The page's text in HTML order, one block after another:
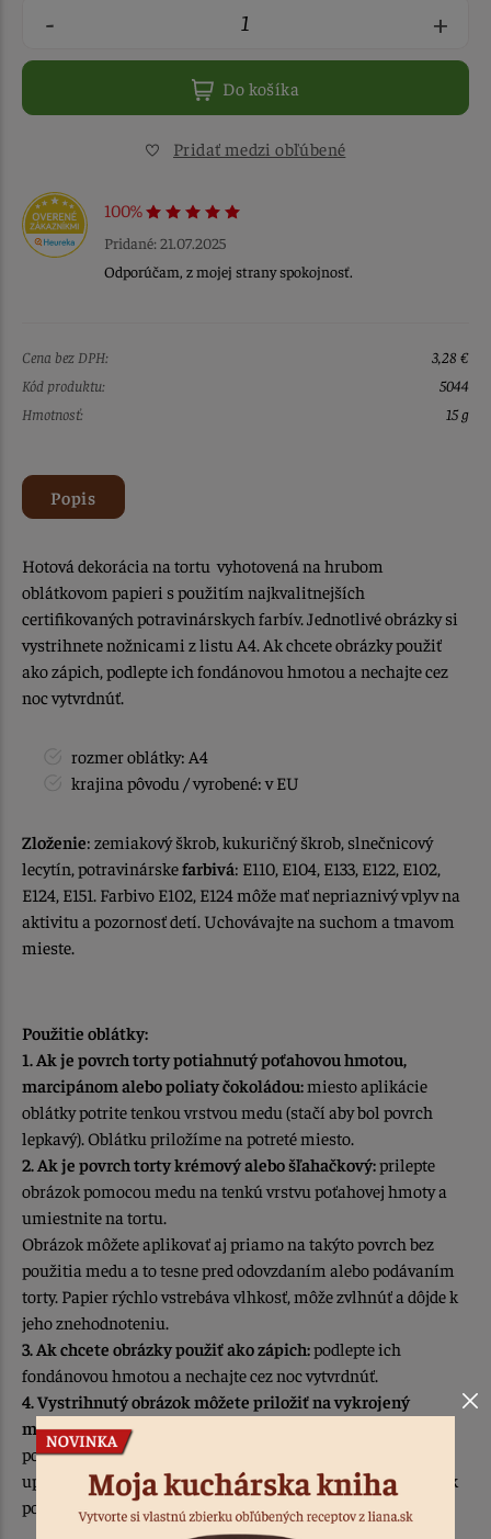
- +
Do košíka
Pridať medzi obľúbené
100%
Pridané: 21.07.2025
Odporúčam, z mojej strany spokojnosť.
Cena bez DPH:
3,28 €
Kód produktu:
5044
Hmotnosť:
15 g
Popis
Hotová dekorácia na tortu vyhotovená na hrubom
oblátkovom papieri s použitím najkvalitnejších
certifikovaných potravinárskych farbív. Jednotlivé obrázky si
vystrihnete nožnicami z listu A4. Ak chcete obrázky použiť
ako zápich, podlepte ich fondánovou hmotou a nechajte cez
noc vytvrdnúť.
rozmer oblátky: A4
krajina pôvodu / vyrobené: v EU
Zloženie: zemiakový škrob, kukuričný škrob, slnečnicový
lecytín, potravinárskefarbivá: E110, E104, E133, E122, E102,
E124, E151. Farbivo E102, E124 môže mať nepriaznivý vplyv na
aktivitu a pozornosť detí. Uchovávajte na suchom a tmavom
mieste.
Použitie oblátky:
1. Ak je povrch torty potiahnutý poťahovou hmotou,
marcipánom alebo poliaty čokoládou:miesto aplikácie
oblátky potrite tenkou vrstvou medu (stačí aby bol povrch
lepkavý). Oblátku priložíme na potreté miesto.
2. Ak je povrch torty krémový alebo šľahačkový:prilepte
obrázok pomocou medu na tenkú vrstvu poťahovej hmoty a
umiestnite na tortu.
Obrázok môžete aplikovať aj priamo na takýto povrch bez
použitia medu a to tesne pred odovzdaním alebo podávaním
torty. Papier rýchlo vstrebáva vlhkosť, môže zvlhnúť a dôjde k
jeho znehodnoteniu.
3. Ak chcete obrázky použiť ako zápich:podlepte ich
fondánovou hmotou a nechajte cez noc vytvrdnúť.
4. Vystrihnutý obrázok môžete priložiť na vykrojený
medovník alebo sušienku:
potrite medovník vaječným bielkom, priložite obrázok a
upečte. Tiež je možné prilepiť ho lepidlom na lepenie oplátok
po upečení.